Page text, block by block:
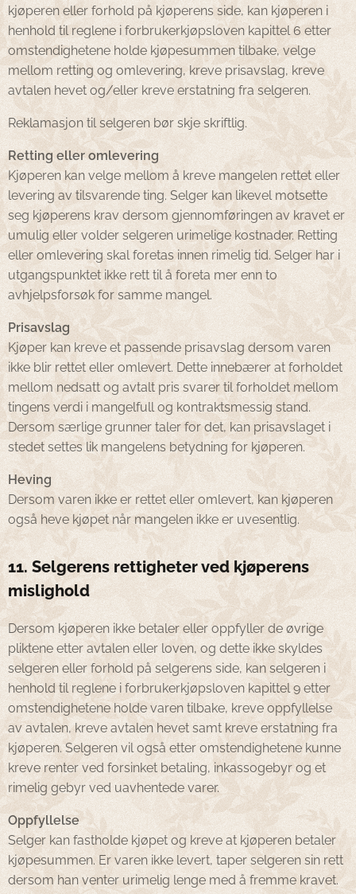
kjøperen eller forhold på kjøperens side, kan kjøperen i
henhold til reglene i forbrukerkjøpsloven kapittel 6 etter
omstendighetene holde kjøpesummen tilbake, velge
mellom retting og omlevering, kreve prisavslag, kreve
avtalen hevet og/eller kreve erstatning fra selgeren.
Reklamasjon til selgeren bør skje skriftlig.
Retting eller omlevering
Kjøperen kan velge mellom å kreve mangelen rettet eller
levering av tilsvarende ting. Selger kan likevel motsette
seg kjøperens krav dersom gjennomføringen av kravet er
umulig eller volder selgeren urimelige kostnader. Retting
eller omlevering skal foretas innen rimelig tid. Selger har i
utgangspunktet ikke rett til å foreta mer enn to
avhjelpsforsøk for samme mangel.
Prisavslag
Kjøper kan kreve et passende prisavslag dersom varen
ikke blir rettet eller omlevert. Dette innebærer at forholdet
mellom nedsatt og avtalt pris svarer til forholdet mellom
tingens verdi i mangelfull og kontraktsmessig stand.
Dersom særlige grunner taler for det, kan prisavslaget i
stedet settes lik mangelens betydning for kjøperen.
Heving
Dersom varen ikke er rettet eller omlevert, kan kjøperen
også heve kjøpet når mangelen ikke er uvesentlig.
11. Selgerens rettigheter ved kjøperens
mislighold
Dersom kjøperen ikke betaler eller oppfyller de øvrige
pliktene etter avtalen eller loven, og dette ikke skyldes
selgeren eller forhold på selgerens side, kan selgeren i
henhold til reglene i forbrukerkjøpsloven kapittel 9 etter
omstendighetene holde varen tilbake, kreve oppfyllelse
av avtalen, kreve avtalen hevet samt kreve erstatning fra
kjøperen. Selgeren vil også etter omstendighetene kunne
kreve renter ved forsinket betaling, inkassogebyr og et
rimelig gebyr ved uavhentede varer.
Oppfyllelse
Selger kan fastholde kjøpet og kreve at kjøperen betaler
kjøpesummen. Er varen ikke levert, taper selgeren sin rett
dersom han venter urimelig lenge med å fremme kravet.